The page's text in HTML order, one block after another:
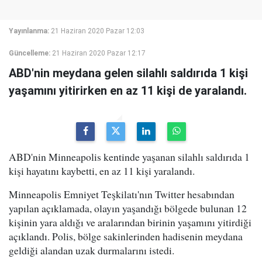
Yayınlanma: 21 Haziran 2020 Pazar 12:03
Güncelleme: 21 Haziran 2020 Pazar 12:17
ABD'nin meydana gelen silahlı saldırıda 1 kişi
yaşamını yitirirken en az 11 kişi de yaralandı.
ABD'nin Minneapolis kentinde yaşanan silahlı saldırıda 1
kişi hayatını kaybetti, en az 11 kişi yaralandı.
Minneapolis Emniyet Teşkilatı'nın Twitter hesabından
yapılan açıklamada, olayın yaşandığı bölgede bulunan 12
kişinin yara aldığı ve aralarından birinin yaşamını yitirdiği
açıklandı. Polis, bölge sakinlerinden hadisenin meydana
geldiği alandan uzak durmalarını istedi.